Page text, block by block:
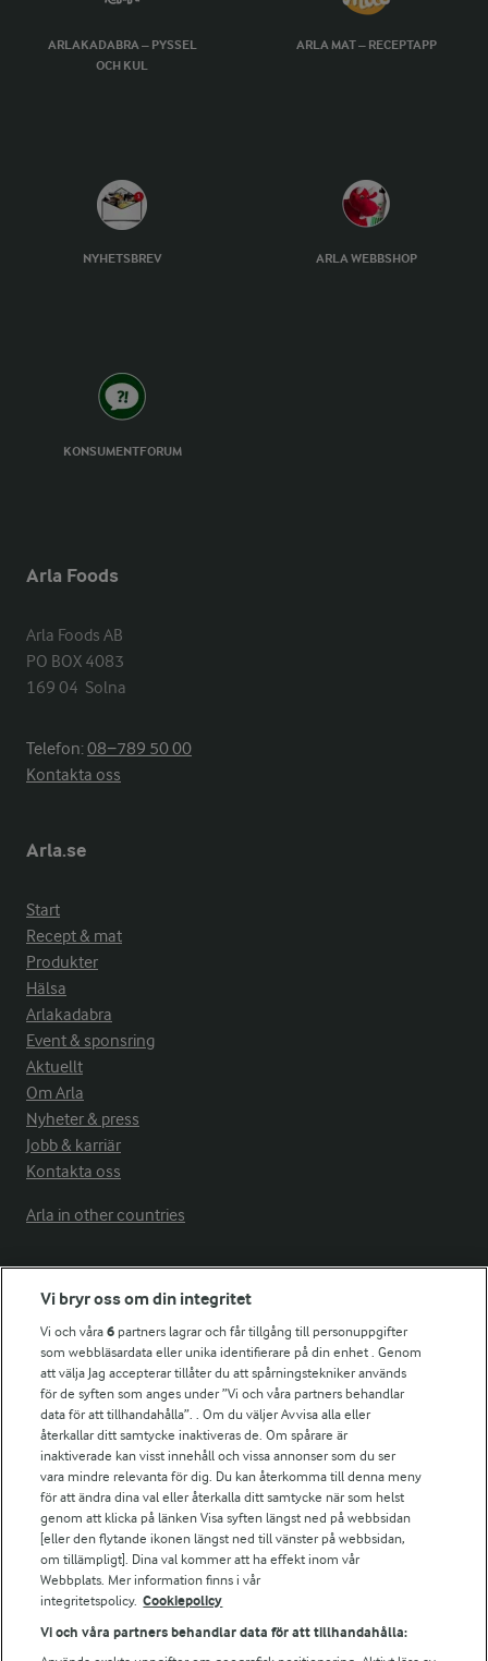
ARLAKADABRA – PYSSEL
OCH KUL
ARLA MAT – RECEPTAPP
NYHETSBREV ARLA WEBBSHOP
KONSUMENTFORUM
Arla Foods
Arla Foods AB
PO BOX 4083
169 04  Solna
Telefon:08−789 50 00
Kontakta oss
Arla.se
Start
Recept & mat
Produkter
Hälsa
Arlakadabra
Event & sponsring
Aktuellt
Om Arla
Nyheter & press
Jobb & karriär
Kontakta oss
Arla in other countries
Fler Arlasajter
För ägare
Arlas kundportal
Arla.com
Falbygdens Ost
Arla webbshop
Bildbank
Följ oss
Vi bryr oss om din integritet
Vi och våra6 partners lagrar och får tillgång till personuppgifter
som webbläsardata eller unika identifierare på din enhet . Genom
att välja Jag accepterar tillåter du att spårningstekniker används
för de syften som anges under ”Vi och våra partners behandlar
data för att tillhandahålla”. . Om du väljer Avvisa alla eller
återkallar ditt samtycke inaktiveras de. Om spårare är
inaktiverade kan visst innehåll och vissa annonser som du ser
vara mindre relevanta för dig. Du kan återkomma till denna meny
för att ändra dina val eller återkalla ditt samtycke när som helst
genom att klicka på länken Visa syften längst ned på webbsidan
[eller den flytande ikonen längst ned till vänster på webbsidan,
om tillämpligt]. Dina val kommer att ha effekt inom vår
Webbplats. Mer information finns i vår
integritetspolicy. Cookiepolicy
Vi och våra partners behandlar data för att tillhandahålla: